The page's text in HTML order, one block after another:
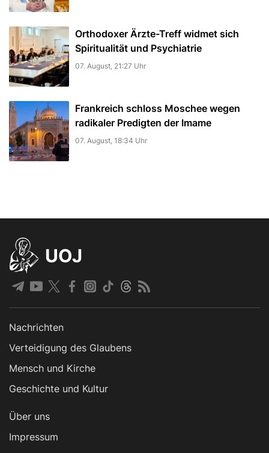
Orthodoxer Ärzte-Treff widmet sich
Spiritualität und Psychiatrie
07. August, 21:27 Uhr
Frankreich schloss Moschee wegen
radikaler Predigten der Imame
07. August, 18:34 Uhr
UOJ
Nachrichten
Verteidigung des Glaubens
Mensch und Kirche
Geschichte und Kultur
Über uns
Impressum